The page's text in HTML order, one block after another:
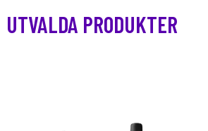
UTVALDA PRODUKTER